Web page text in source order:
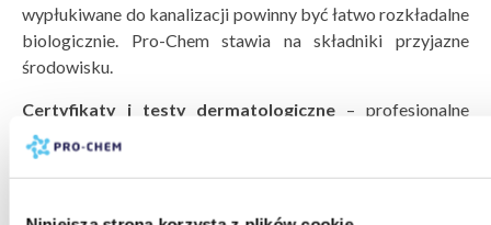
wypłukiwane do kanalizacji powinny być łatwo rozkładalne
biologicznie. Pro-Chem stawia na składniki przyjazne
środowisku.
Certyfikaty i testy dermatologiczne – profesjonalne
środki do mycia rąk powinny przechodzić testy
dermatologiczne potwierdzające ich bezpieczeństwo dla